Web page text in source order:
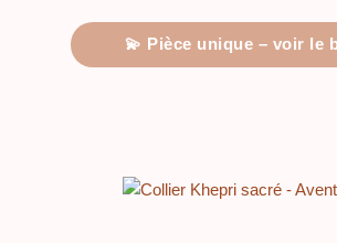
💫 Pièce unique – voir le